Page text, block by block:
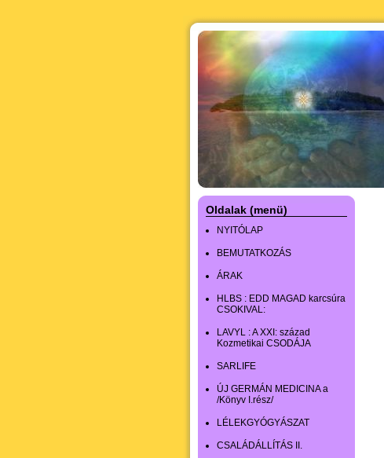
Oldalak (menü)
NYITÓLAP
BEMUTATKOZÁS
ÁRAK
HLBS : EDD MAGAD karcsúra
CSOKIVAL:
LAVYL : A XXI: század
Kozmetikai CSODÁJA
SARLIFE
ÚJ GERMÁN MEDICINA a
/Könyv I.rész/
LÉLEKGYÓGYÁSZAT
CSALÁDÁLLÍTÁS II.